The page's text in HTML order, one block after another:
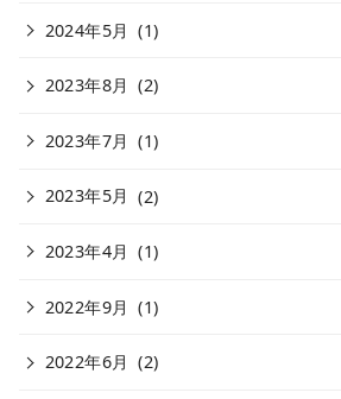
2024年5月 (1)
2023年8月 (2)
2023年7月 (1)
2023年5月 (2)
2023年4月 (1)
2022年9月 (1)
2022年6月 (2)